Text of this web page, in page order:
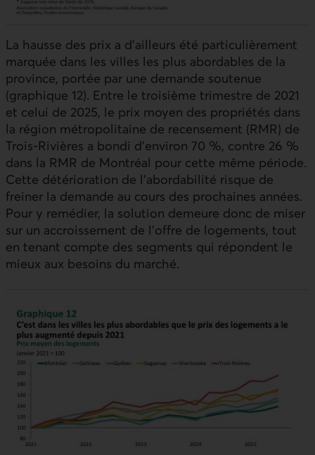
La hausse des prix a d’ailleurs été particulièrement
marquée dans les villes les plus abordables de la
province, portée par une demande soutenue
(graphique 12). Entre le troisième trimestre de 2021
et celui de 2025, le prix moyen des propriétés dans
la région métropolitaine de recensement (RMR) de
Trois‑Rivières a bondi d’environ 70 %, contre 26 %
dans la RMR de Montréal pour cette même période.
Cette détérioration de l’abordabilité risque de
freiner la demande au cours des prochaines années.
Pour y remédier, la solution demeure donc de miser
sur un accroissement de l’offre de logements, tout
en tenant compte des segments qui répondent le
mieux aux besoins du marché.